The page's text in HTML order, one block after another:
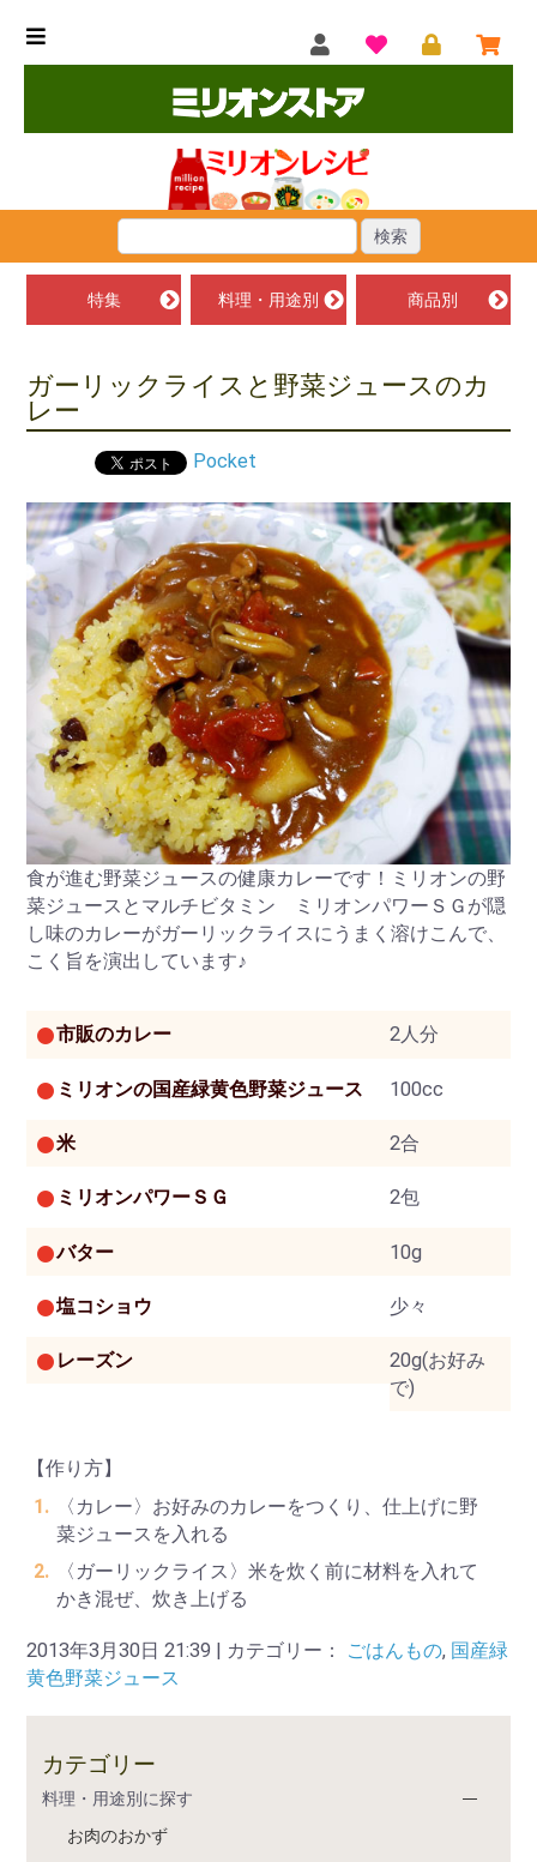
特集 料理・用途別 商品別
ガーリックライスと野菜ジュースのカ
レー
Pocket
食が進む野菜ジュースの健康カレーです！ミリオンの野
菜ジュースとマルチビタミン ミリオンパワーＳＧが隠
し味のカレーがガーリックライスにうまく溶けこんで、
こく旨を演出しています♪
市販のカレー 2人分
ミリオンの国産緑黄色野菜ジュース 100cc
米 2合
ミリオンパワーＳＧ 2包
バター 10g
塩コショウ 少々
レーズン
20g(お好み
で)
【作り方】
〈カレー〉お好みのカレーをつくり、仕上げに野
菜ジュースを入れる
〈ガーリックライス〉米を炊く前に材料を入れて
かき混ぜ、炊き上げる
2013年3月30日 21:39 | カテゴリー： ごはんもの, 国産緑
黄色野菜ジュース
カテゴリー
料理・用途別に探す
お肉のおかず